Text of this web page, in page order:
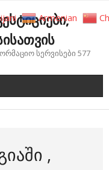
სერვისები 577
,
Armenian